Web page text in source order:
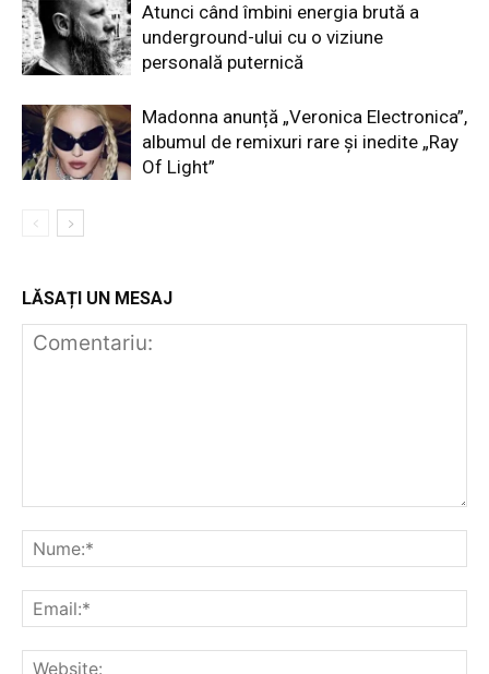
Atunci când îmbini energia brută a
underground-ului cu o viziune
personală puternică
Madonna anunță „Veronica Electronica”,
albumul de remixuri rare și inedite „Ray
Of Light”
LĂSAȚI UN MESAJ